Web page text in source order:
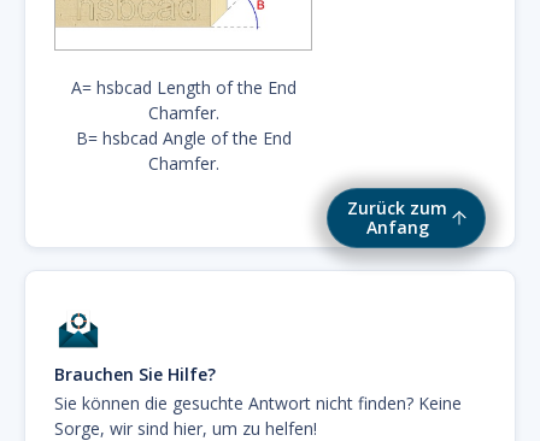
Zurück zum
Anfang
A= hsbcad Length of the End
Chamfer.
B= hsbcad Angle of the End
Chamfer.
Brauchen Sie Hilfe?
Sie können die gesuchte Antwort nicht finden? Keine
Sorge, wir sind hier, um zu helfen!